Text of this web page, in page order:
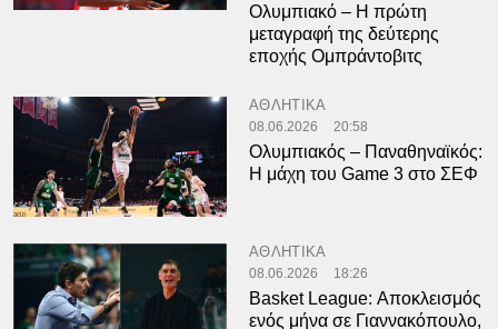
Ολυμπιακό – Η πρώτη
μεταγραφή της δεύτερης
εποχής Ομπράντοβιτς
ΑΘΛΗΤΙΚΑ
08.06.2026 20:58
Ολυμπιακός – Παναθηναϊκός:
Η μάχη του Game 3 στο ΣΕΦ
ΑΘΛΗΤΙΚΑ
08.06.2026 18:26
Basket League: Αποκλεισμός
ενός μήνα σε Γιαννακόπουλο,